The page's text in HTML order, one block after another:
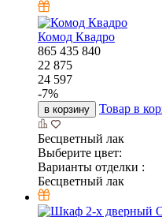
Комод Квадро
865 435 840
22 875
24 597
-7%
в корзину Товар в
Бесцветный лак
Выберите цвет:
Варианты отделки :
Бесцветный лак